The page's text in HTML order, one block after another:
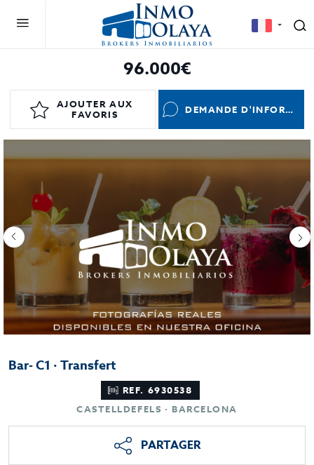
96.000€
AJOUTER AUX
FAVORIS
DEMANDE D'INFORMATIONS
Bar- C1 · Transfert
REF. 6930538
CASTELLDEFELS · BARCELONA
PARTAGER